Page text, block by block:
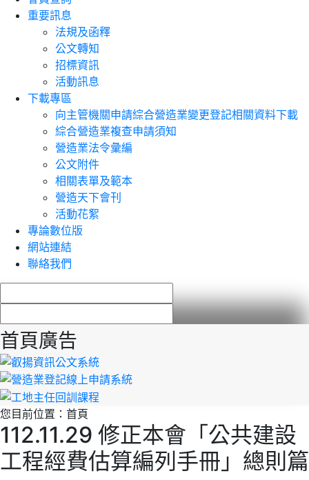
重要訊息
法規及函釋
公文轉知
招標資訊
活動訊息
下載專區
向主管機關申請綜合營造業變更登記相關資料下載
綜合營造業複查申請須知
營造業法令彙編
公文附件
相關表單及範本
營造天下會刊
活動花絮
專論數位版
網站連結
聯絡我們
首頁廣告
您目前位置： 首頁
112.11.29 修正本會「公共建設
工程經費估算編列手冊」總則篇